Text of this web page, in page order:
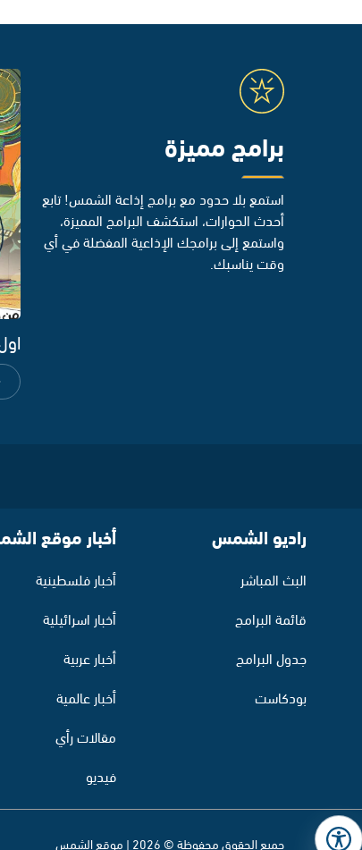
برامج مميزة
استمع بلا حدود مع برامج إذاعة الشمس! تابع
أحدث الحوارات، استكشف البرامج المميزة،
واستمع إلى برامجك الإذاعية المفضلة في أي
وقت يناسبك.
راديو الشمس
البث المباشر
قائمة البرامج
جدول البرامج
بودكاست
أخبار موقع
أخبار فلسطينية
أخبار اسرائيلية
أخبار عربية
أخبار عالمية
مقالات رأي
فيديو
جميع الحقوق محفوظة © 2026 | موقع الشمس